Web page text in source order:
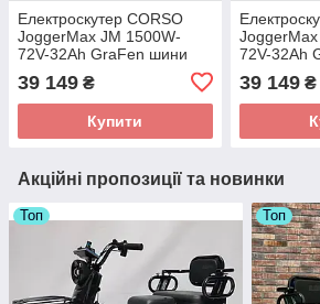
Електроскутер CORSO
JoggerMax JM 1500W-
72V-32Ah GraFen шини
39 149 ₴
Купити
72V-32Ah
39 149₴
Акційні пропозиції та новинки
Топ Топ